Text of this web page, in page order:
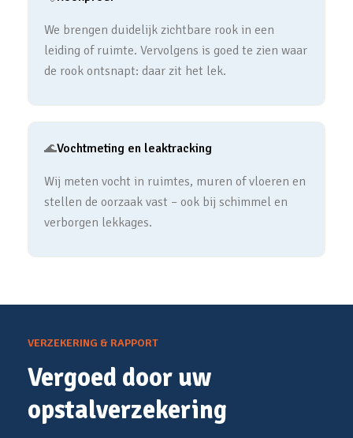
We brengen duidelijk zichtbare rook in een
leiding of ruimte. Vervolgens is goed te zien waar
de rook ontsnapt: daar zit het lek.
🌊Vochtmeting en leaktracking
Wij meten vocht in ruimtes, muren of vloeren en
stellen de oorzaak vast – ook bij schimmel en
verborgen lekkages.
VERZEKERING & RAPPORT
Vergoed door uw
opstalverzekering